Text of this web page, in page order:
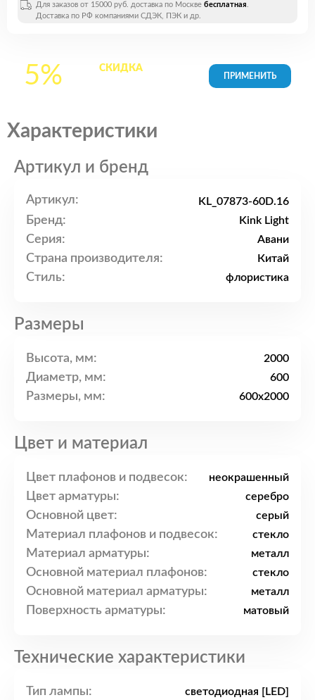
Для заказов от 15000 руб. доставка по Москве бесплатная.
Доставка по РФ компаниями СДЭК, ПЭК и др.
5% СКИДКАна все
Характеристики
Артикул и бренд
Артикул: KL_07873-60D.16
Бренд: Kink Light
Серия: Авани
Страна производителя: Китай
Стиль: флористика
Размеры
Высота, мм: 2000
Диаметр, мм: 600
Размеры, мм: 600x2000
Цвет и материал
Цвет плафонов и подвесок: неокрашенный
Цвет арматуры: серебро
Основной цвет: серый
Материал плафонов и подвесок: стекло
Материал арматуры: металл
Основной материал плафонов: стекло
Основной материал арматуры: металл
Поверхность арматуры: матовый
Технические характеристики
Тип лампы: светодиодная [LED]